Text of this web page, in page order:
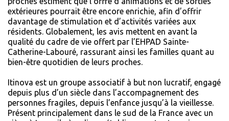
extérieures pourrait être encore enrichie, afin d’offrir
davantage de stimulation et d’activités variées aux
résidents. Globalement, les avis mettent en avant la
qualité du cadre de vie offert par l’EHPAD Sainte-
Catherine-Labouré, rassurant ainsi les familles quant au
bien-être quotidien de leurs proches.
Itinova est un groupe associatif à but non lucratif, engagé
depuis plus d’un siècle dans l’accompagnement des
personnes fragiles, depuis l’enfance jusqu’à la vieillesse.
Présent principalement dans le sud de la France avec un